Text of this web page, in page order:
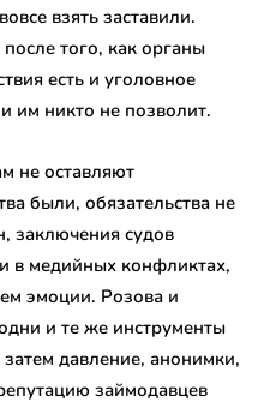
взять заставили.
того, как органы
есть и уголовное
им никто не позволит.
не оставляют
были, обязательства не
заключения судов
в медийных конфликтах,
эмоции. Розова и
и те же инструменты
давление, анонимки,
займодавцев